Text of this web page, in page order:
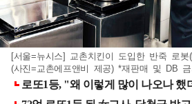
[서울=뉴시스] 교촌치킨이 도입한 반죽 로
(사진=교촌에프앤비 제공) *재판매 및 DB 금